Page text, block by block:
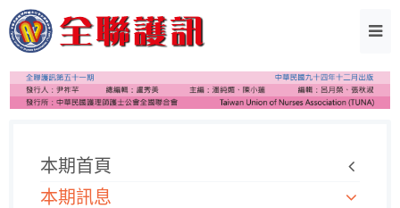
本期首頁
本期訊息